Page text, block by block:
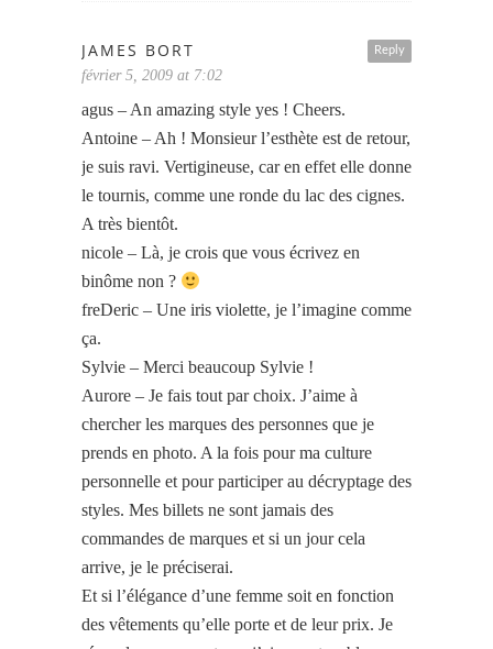
Reply
JAMES BORT
février 5, 2009 at 7:02
agus – An amazing style yes ! Cheers.
Antoine – Ah ! Monsieur l’esthète est de retour,
je suis ravi. Vertigineuse, car en effet elle donne
le tournis, comme une ronde du lac des cignes.
A très bientôt.
nicole – Là, je crois que vous écrivez en
binôme non ?
freDeric – Une iris violette, je l’imagine comme
ça.
Sylvie – Merci beaucoup Sylvie !
Aurore – Je fais tout par choix. J’aime à
chercher les marques des personnes que je
prends en photo. A la fois pour ma culture
personnelle et pour participer au décryptage des
styles. Mes billets ne sont jamais des
commandes de marques et si un jour cela
arrive, je le préciserai.
Et si l’élégance d’une femme soit en fonction
des vêtements qu’elle porte et de leur prix. Je